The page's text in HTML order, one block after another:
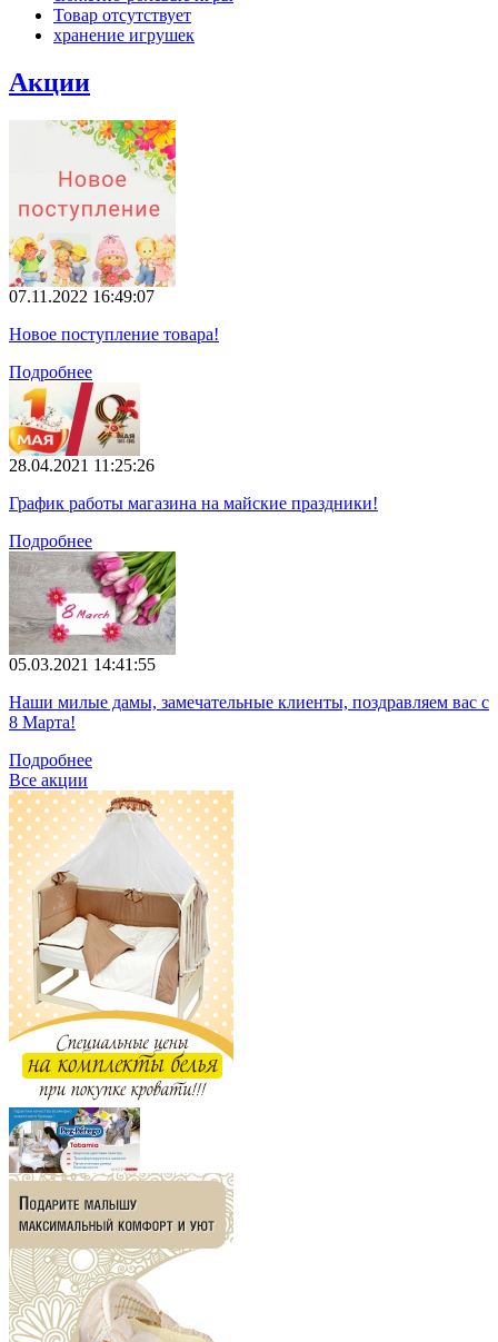
Товар отсутствует
хранение игрушек
Акции
07.11.2022 16:49:07
Новое поступление товара!
Подробнее
28.04.2021 11:25:26
График работы магазина на майские праздники!
Подробнее
05.03.2021 14:41:55
Наши милые дамы, замечательные клиенты, поздравляем вас с
8 Марта!
Подробнее
Все акции